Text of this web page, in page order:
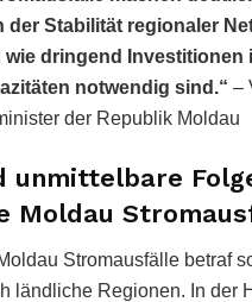
der Stabilität regionaler
dringend Investitionen
notwendig sind.“ –
der Republik Moldau
unmittelbare
Moldau
Stromausfälle betraf
ländliche Regionen. In der